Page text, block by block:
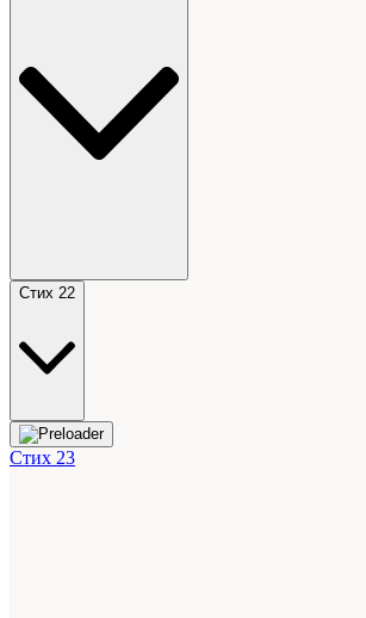
Стих 22
Стих 23